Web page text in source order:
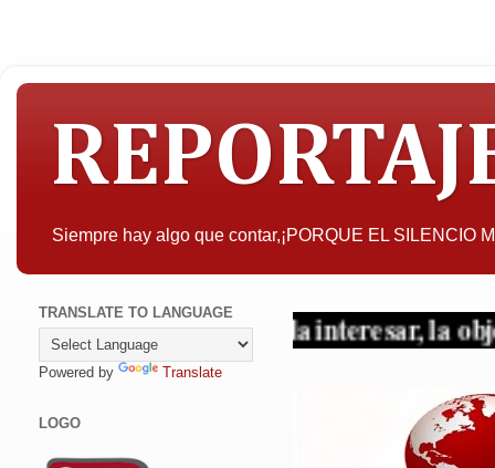
Siempre hay algo que contar,¡PORQUE EL SILENCIO
A quien pueda interesar, la objetividad
TRANSLATE TO LANGUAGE
Powered by Translate
LOGO